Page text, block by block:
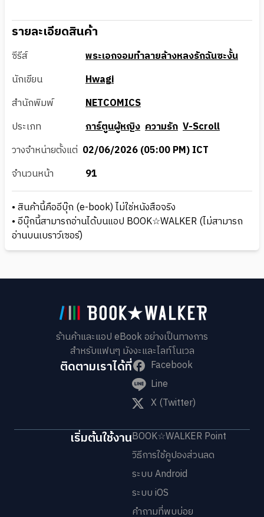
รายละเอียดสินค้า
ซีรีส์
พระเอกจอมทำลายล้างหลงรักฉันซะงั้น
นักเขียน
Hwagi
สำนักพิมพ์
NETCOMICS
ประเภท
การ์ตูนผู้หญิง ความรัก V-Scroll
วางจำหน่ายตั้งแต่ 02/06/2026 (05:00 PM) ICT
จำนวนหน้า
91
• สินค้านี้คืออีบุ๊ก (e-book) ไม่ใช่หนังสือจริง
• อีบุ๊กนี้สามารถอ่านได้บนแอป BOOK☆WALKER (ไม่สามารถ
อ่านบนเบราว์เซอร์)
ร้านค้าและแอป eBook อย่างเป็นทางการ
สำหรับแฟนๆ มังงะและไลท์โนเวล
ติดตามเราได้ที่
Facebook
Line
X (Twitter)
เริ่มต้นใช้งานBOOK☆WALKER Point
วิธีการใช้คูปองส่วนลด
ระบบ Android
ระบบ iOS
คำถามที่พบบ่อย